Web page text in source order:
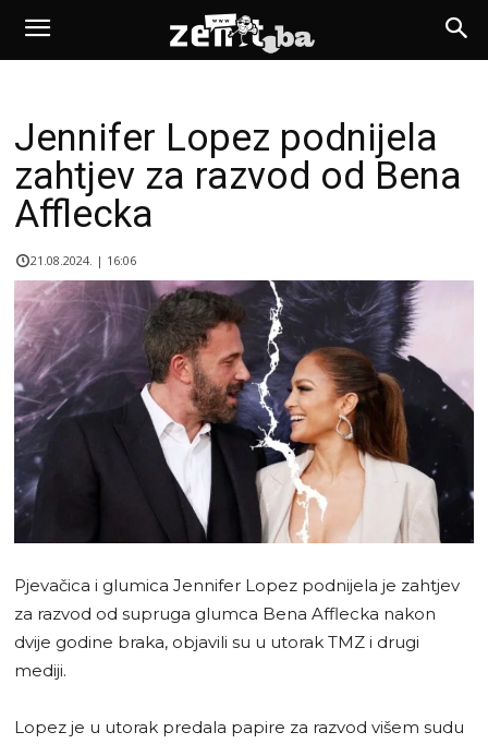
Jennifer Lopez podnijela
zahtjev za razvod od Bena
Afflecka
21.08.2024. | 16:06
Pjevačica i glumica Jennifer Lopez podnijela je zahtjev
za razvod od supruga glumca Bena Afflecka nakon
dvije godine braka, objavili su u utorak TMZ i drugi
mediji.
Lopez je u utorak predala papire za razvod višem sudu